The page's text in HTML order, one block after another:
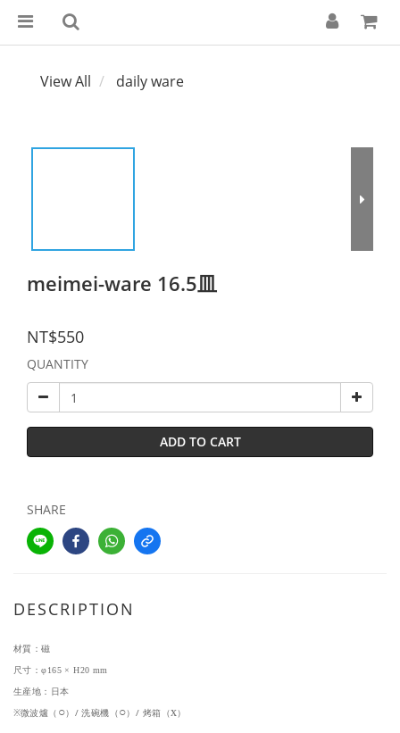
View All daily ware
meimei-ware 16.5皿
NT$550
QUANTITY
ADD TO CART
SHARE
DESCRIPTION
材質：磁
尺寸：φ165 × H20 mm
生産地：日本
※微波爐（ ○）/ 洗碗機（○）/ 烤箱（x）